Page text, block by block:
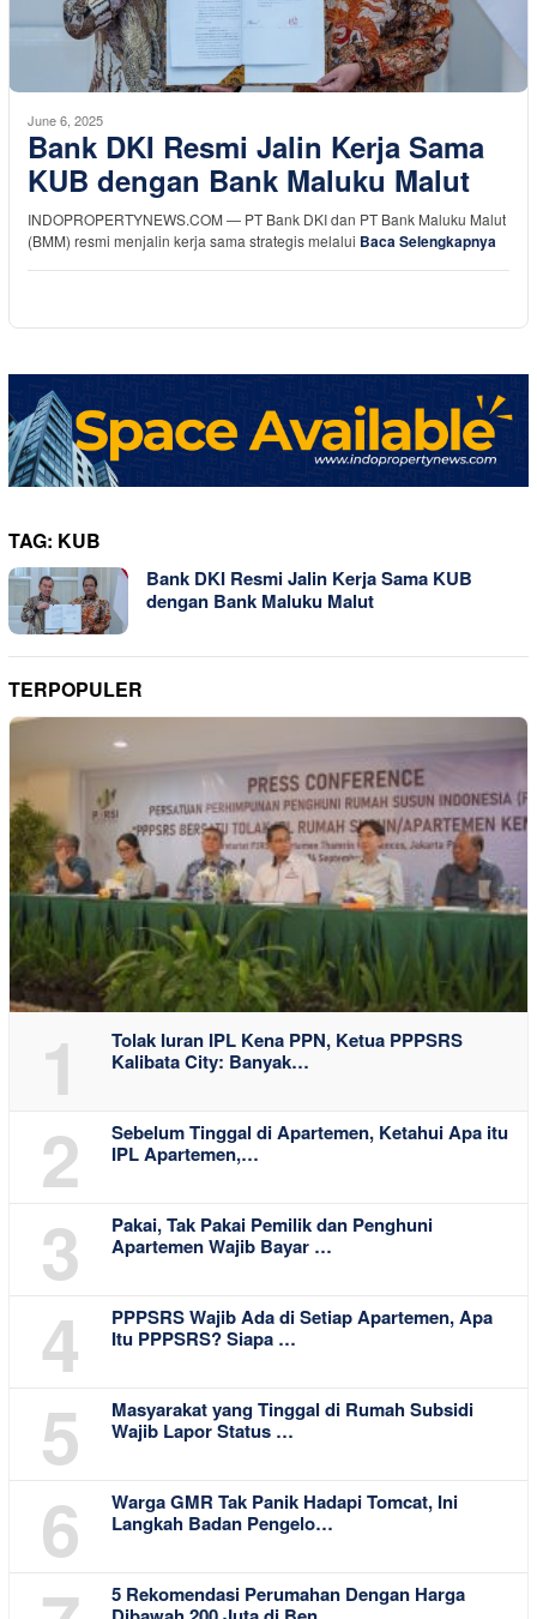
June 6, 2025
Bank DKI Resmi Jalin Kerja Sama
KUB dengan Bank Maluku Malut
INDOPROPERTYNEWS.COM — PT Bank DKI dan PT Bank Maluku Malut
(BMM) resmi menjalin kerja sama strategis melalui Baca Selengkapnya
TAG: KUB
Bank DKI Resmi Jalin Kerja Sama KUB
dengan Bank Maluku Malut
TERPOPULER
1
Tolak Iuran IPL Kena PPN, Ketua PPPSRS
Kalibata City: Banyak…
2
Sebelum Tinggal di Apartemen, Ketahui Apa itu
IPL Apartemen,…
3
Pakai, Tak Pakai Pemilik dan Penghuni
Apartemen Wajib Bayar …
4
PPPSRS Wajib Ada di Setiap Apartemen, Apa
Itu PPPSRS? Siapa …
5
Masyarakat yang Tinggal di Rumah Subsidi
Wajib Lapor Status …
6
Warga GMR Tak Panik Hadapi Tomcat, Ini
Langkah Badan Pengelo…
5 Rekomendasi Perumahan Dengan Harga